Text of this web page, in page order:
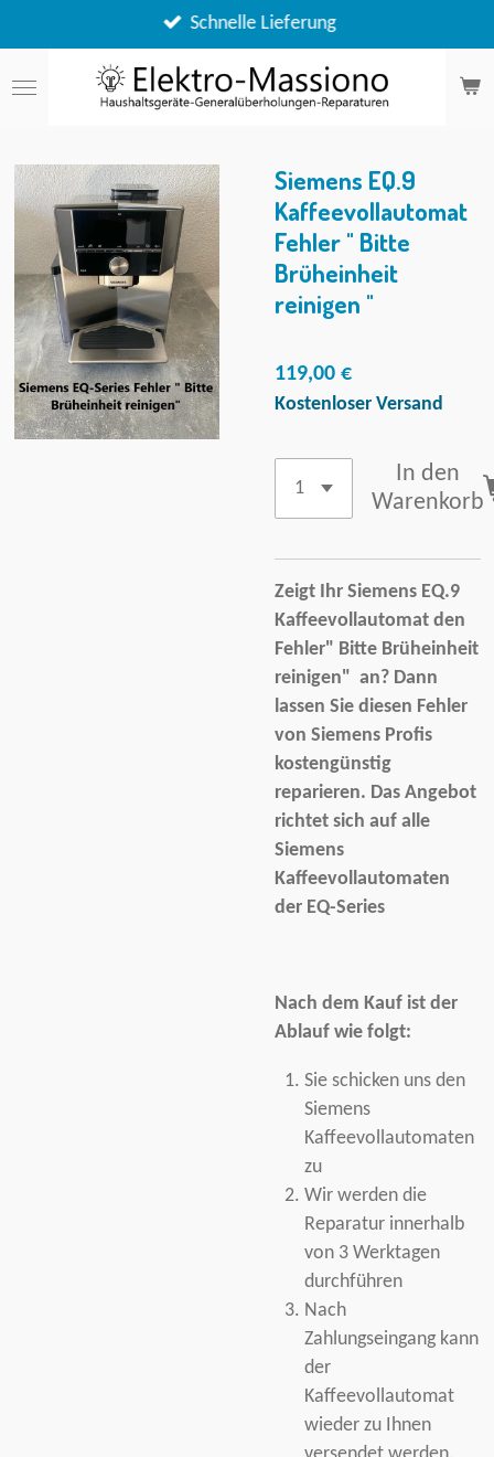
Hauptinhalt
springen
Schnelle Lieferung
Siemens EQ.9
Kaffeevollautomat
Fehler " Bitte
Brüheinheit
reinigen "
119,00 €
Kostenloser Versand
In den
Warenkorb
Zeigt Ihr Siemens EQ.9
Kaffeevollautomat den
Fehler" Bitte Brüheinheit
reinigen" an? Dann
lassen Sie diesen Fehler
von Siemens Profis
kostengünstig
reparieren. Das Angebot
richtet sich auf alle
Siemens
Kaffeevollautomaten
der EQ-Series
Nach dem Kauf ist der
Ablauf wie folgt:
Sie schicken uns den
Siemens
Kaffeevollautomaten
zu
Wir werden die
Reparatur innerhalb
von 3 Werktagen
durchführen
Nach
Zahlungseingang kann
der
Kaffeevollautomat
wieder zu Ihnen